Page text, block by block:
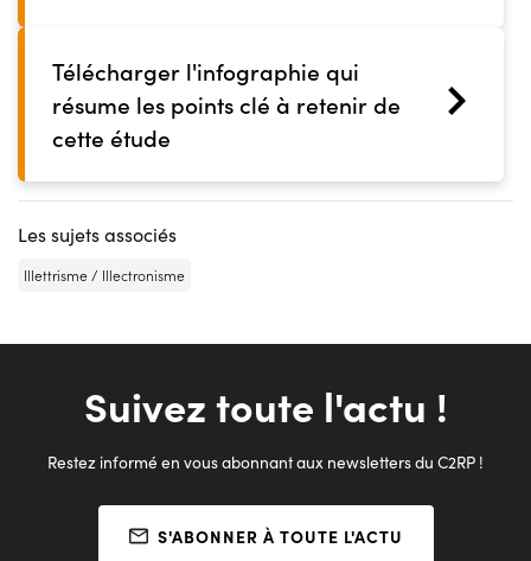
Télécharger l'infographie qui
résume les points clé à retenir de
cette étude
Les sujets associés
Illettrisme / Illectronisme
Suivez toute l'actu !
Restez informé en vous abonnant aux newsletters du C2RP !
S'ABONNER À TOUTE L'ACTU